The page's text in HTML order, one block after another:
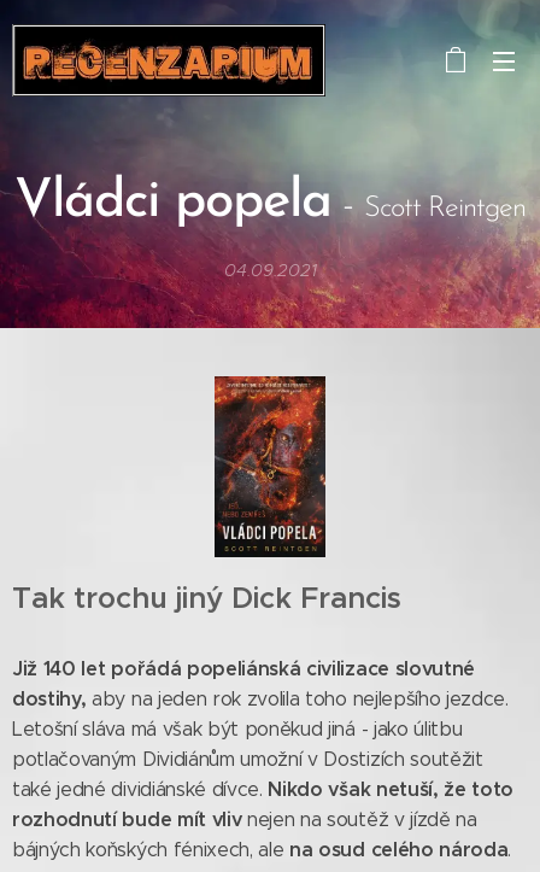
Vládci popela- Scott Reintgen
04.09.2021
Tak trochu jiný Dick Francis
Již 140 let pořádá popeliánská civilizace slovutné
dostihy, aby na jeden rok zvolila toho nejlepšího jezdce.
Letošní sláva má však být poněkud jiná - jako úlitbu
potlačovaným Dividiánům umožní v Dostizích soutěžit
také jedné dividiánské dívce. Nikdo však netuší, že toto
rozhodnutí bude mít vliv nejen na soutěž v jízdě na
bájných koňských fénixech, ale na osud celého národa.